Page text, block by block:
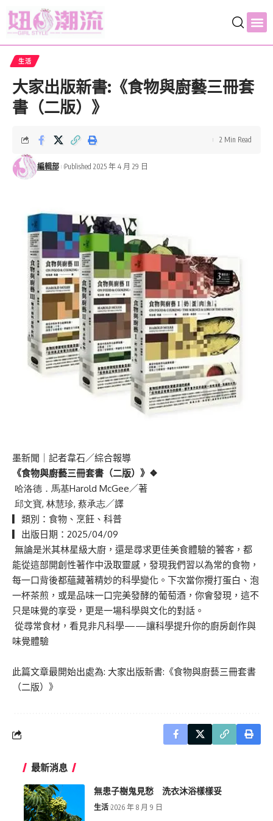
生活
大家出版新書:《食物與廚藝三冊套
書（二版）》
編輯部 Published 2025 年 4 月 29 日
2 Min Read
墨新聞
｜記者韋石／綜合報導
《食物與廚藝三冊套書（二版）》 ❖
哈洛德．馬基Harold McGee／著
邱文寶, 林慧珍, 蔡承志／譯
▎類別：食物、烹飪、科普
▎出版日期： 2025/04/09
無論是米其林星級大廚，還是尋求更佳美食體驗的饕客，都
能從這部開創性著作中汲取靈感，發現我們習以為常的食物，
每一口背後都蘊藏著精妙的科學變化。下次當你攪打蛋白、泡
一杯茶煎，或是品味一口完美發酵的葡萄酒，你會發現，這不
只是味覺的享受，更是一場科學與文化的對話。
從尋常食材，看見非凡科學——讓科學提升你的廚房創作與
味覺體驗
此篇文章最開始出處為: 大家出版新書:《食物與廚藝三冊套書
（二版）》
最新消息
無患子樹鬼見愁 洗衣沐浴樣樣妥
生活 2026 年 8 月 9 日